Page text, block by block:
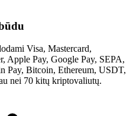
Visa, Mastercard,
Apple Pay, Google Pay, SEPA,
Pay, Bitcoin, Ethereum, USDT,
nei 70 kitų kriptovaliutų.